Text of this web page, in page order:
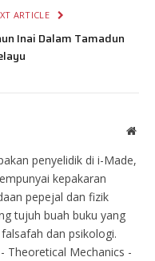
ARTICLE
Inai Dalam Tamadun
penyelidik di i-Made,
kepakaran
pepejal dan fizik
tujuh buah buku yang
dan psikologi.
Theoretical Mechanics -